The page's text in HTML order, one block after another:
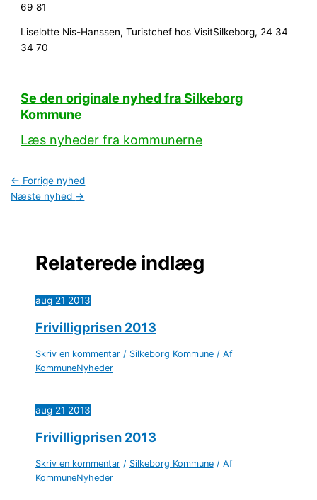
69 81
Liselotte Nis-Hanssen, Turistchef hos VisitSilkeborg, 24 34
34 70
Se den originale nyhed fra Silkeborg
Kommune
Læs nyheder fra kommunerne
← Forrige nyhed
Næste nyhed →
Relaterede indlæg
aug 21 2013
Frivilligprisen 2013
Skriv en kommentar / Silkeborg Kommune/ Af
KommuneNyheder
aug 21 2013
Frivilligprisen 2013
Skriv en kommentar / Silkeborg Kommune/ Af
KommuneNyheder